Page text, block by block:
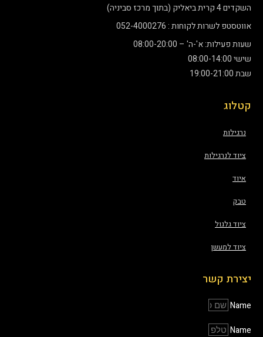
השקדים 4 קרית ביאליק (בתוך מרכז סביניה)
אווטסטפ לשרות לקוחות : 052-4000276
שעות פעילות: א'-ה' – 08:00-20:00
שישי 08:00-14:00
שבת 19:00-21:00
קטלוג
נרגילות
ציוד לנרגילות
איוד
טבק
ציוד גלגול
ציוד למעשן
יצירת קשר
Name
Name